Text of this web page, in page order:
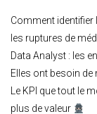
Comment
les ruptures de
Data Analyst : les
Elles ont besoin
Le KPI que tout le
plus de valeur